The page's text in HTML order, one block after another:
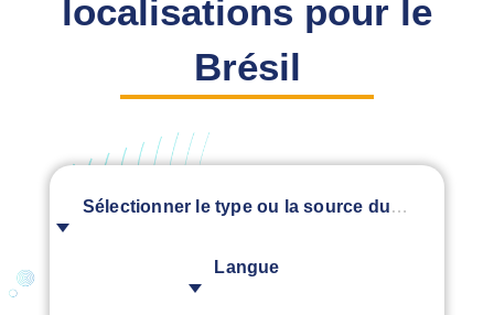
localisations pour le
Brésil
Sélectionner le type ou la source du document
Langue